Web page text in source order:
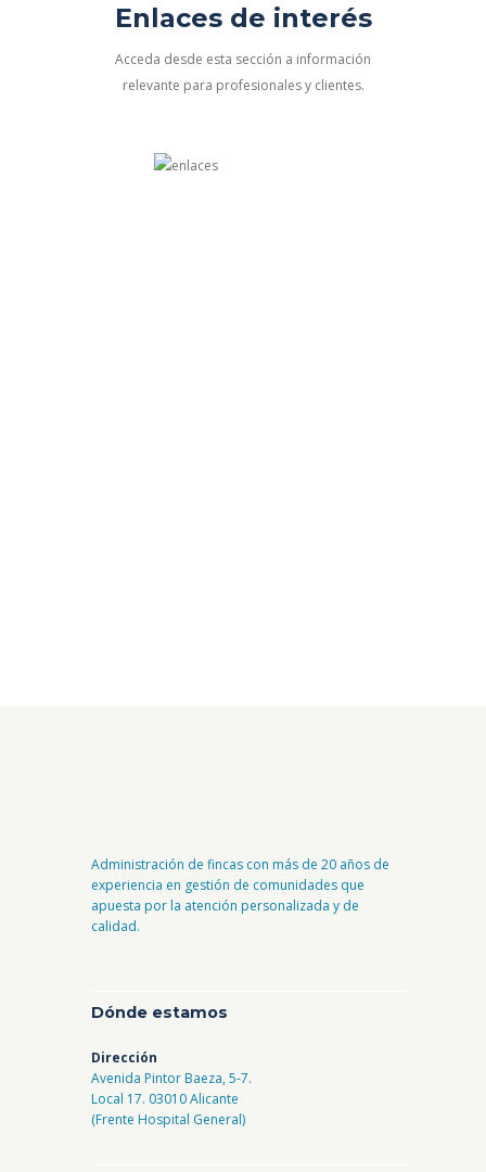
Enlaces de interés
Acceda desde esta sección a información
relevante para profesionales y clientes.
Administración de fincas con más de 20 años de
experiencia en gestión de comunidades que
apuesta por la atención personalizada y de
calidad.
Dónde estamos
Dirección
Avenida Pintor Baeza, 5-7.
Local 17. 03010 Alicante
(Frente Hospital General)